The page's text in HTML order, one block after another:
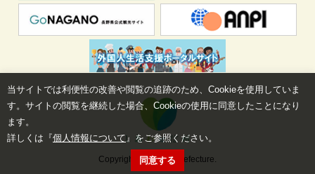
Copyright©Nagano Prefecture.
当サイトでは利便性の改善や閲覧の追跡のため、Cookieを使用していま
す。サイトの閲覧を継続した場合、Cookieの使用に同意したことになり
ます。
詳しくは『個人情報について』をご参照ください。
同意する